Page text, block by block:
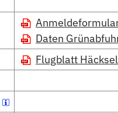
Daten
Flugblatt